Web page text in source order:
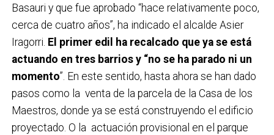
Basauri y que fue aprobado “hace relativamente poco,
cerca de cuatro años”, ha indicado el alcalde Asier
Iragorri. El primer edil ha recalcado que ya se está
actuando en tres barrios y “no se ha parado ni un
momento”. En este sentido, hasta ahora se han dado
pasos como la venta de la parcela de la Casa de los
Maestros, donde ya se está construyendo el edificio
proyectado. O la actuación provisional en el parque